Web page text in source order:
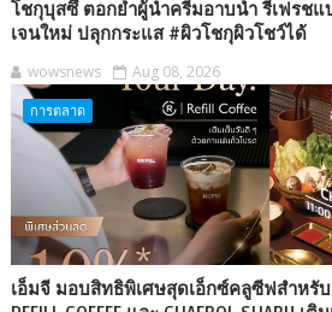
โชกุบุสซึ ตอกย้ำผู้นำครีมอาบน้ำ รีเฟรชแ
เจนใหม่ ปลุกกระแส #ผิวโชกุผิวโชว์ได้
wowsnews Aug 08, 2026
การตลาด
เอ็มจี มอบสิทธิพิเศษสุดเอ็กซ์คลูซีฟสำหรั